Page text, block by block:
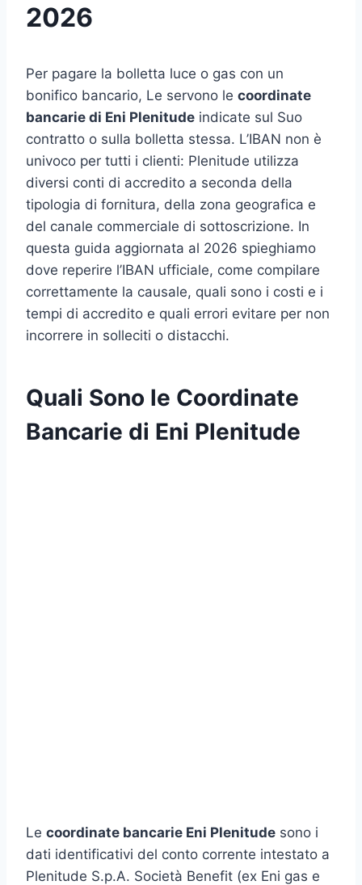
2026
Per pagare la bolletta luce o gas con un
bonifico bancario, Le servono le coordinate
bancarie di Eni Plenitude indicate sul Suo
contratto o sulla bolletta stessa. L’IBAN non è
univoco per tutti i clienti: Plenitude utilizza
diversi conti di accredito a seconda della
tipologia di fornitura, della zona geografica e
del canale commerciale di sottoscrizione. In
questa guida aggiornata al 2026 spieghiamo
dove reperire l’IBAN ufficiale, come compilare
correttamente la causale, quali sono i costi e i
tempi di accredito e quali errori evitare per non
incorrere in solleciti o distacchi.
Quali Sono le Coordinate
Bancarie di Eni Plenitude
Le coordinate bancarie Eni Plenitude sono i
dati identificativi del conto corrente intestato a
Plenitude S.p.A. Società Benefit (ex Eni gas e